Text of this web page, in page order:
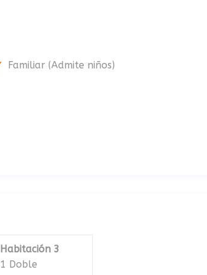
Familiar (Admite niños)
Habitación 3
1 Doble